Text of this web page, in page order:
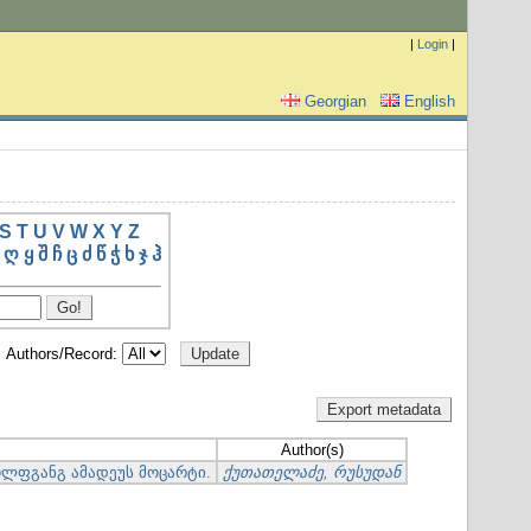
| Login |
Georgian
English
S T U V W X Y Z
ღ ყ შ ჩ ც ძ წ ჭ ხ ჯ ჰ
Authors/Record:
Author(s)
ამადეუს მოცარტი. ქუთათელაძე, რუსუდან